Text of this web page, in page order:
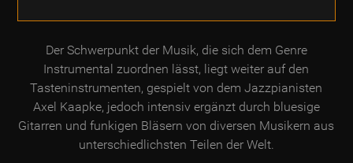
Der Schwerpunkt der Musik, die sich dem Genre
Instrumental zuordnen lässt, liegt weiter auf den
Tasteninstrumenten, gespielt von dem Jazzpianisten
Axel Kaapke, jedoch intensiv ergänzt durch bluesige
Gitarren und funkigen Bläsern von diversen Musikern aus
unterschiedlichsten Teilen der Welt.